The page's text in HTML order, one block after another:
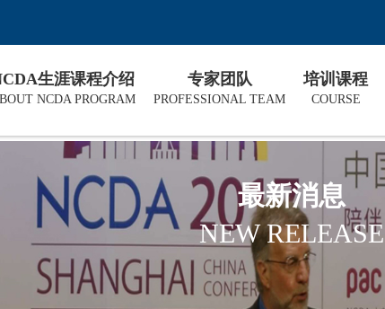
生涯课程介绍
NCDA PROGRAM
专家团队
PROFESSIONAL TEAM
培训课程
COURSE
最新消息
NEW RELEASE